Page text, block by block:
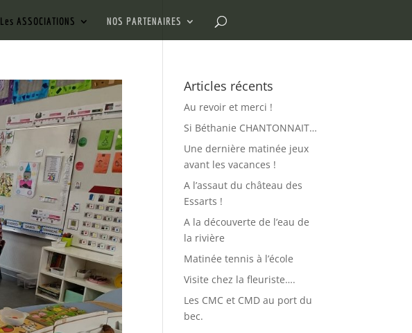
Les ASSOCIATIONS NOS PARTENAIRES
Articles récents
Au revoir et merci !
Si Béthanie CHANTONNAIT…
Une dernière matinée jeux
avant les vacances !
A l’assaut du château des
Essarts !
A la découverte de l’eau de
la rivière
Matinée tennis à l’école
Visite chez la fleuriste….
Les CMC et CMD au port du
bec.